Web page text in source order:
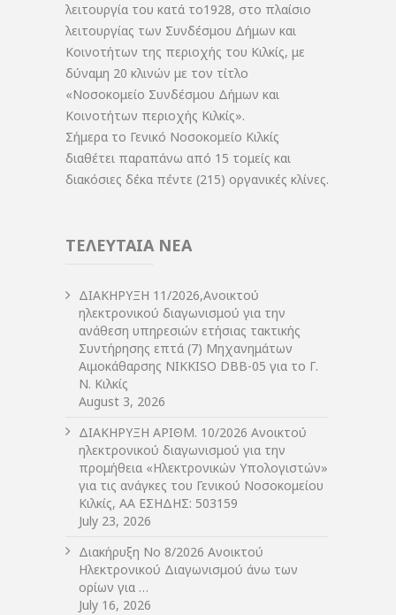
λειτουργία του κατά το1928, στο πλαίσιο
λειτουργίας των Συνδέσμου Δήμων και
Κοινοτήτων της περιοχής του Κιλκίς, με
δύναμη 20 κλινών με τον τίτλο
«Νοσοκομείο Συνδέσμου Δήμων και
Κοινοτήτων περιοχής Κιλκίς».
Σήμερα το Γενικό Νοσοκομείο Κιλκίς
διαθέτει παραπάνω από 15 τομείς και
διακόσιες δέκα πέντε (215) οργανικές κλίνες.
ΤΕΛΕΥΤΑΙΑ ΝΕΑ
ΔIΑΚΗΡΥΞΗ 11/2026,Ανοικτού
ηλεκτρονικού διαγωνισμού για την
ανάθεση υπηρεσιών ετήσιας τακτικής
Συντήρησης επτά (7) Μηχανημάτων
Αιμοκάθαρσης NIKKISO DBB-05 για το Γ.
Ν. Κιλκίς
August 3, 2026
ΔIΑΚΗΡΥΞΗ ΑΡIΘΜ. 10/2026 Ανοικτού
ηλεκτρονικού διαγωνισμού για την
προμήθεια «Ηλεκτρονικών Υπολογιστών»
για τις ανάγκες του Γενικού Νοσοκομείου
Κιλκίς, ΑΑ ΕΣΗΔΗΣ: 503159
July 23, 2026
Διακήρυξη Νο 8/2026 Ανοικτού
Ηλεκτρονικού Διαγωνισμού άνω των
ορίων για …
July 16, 2026